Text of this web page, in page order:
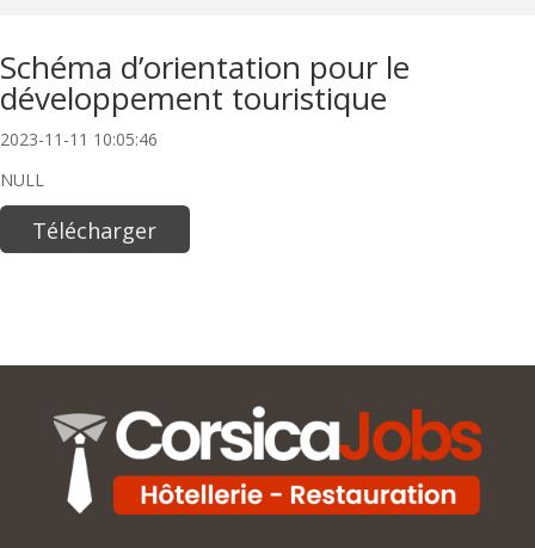
Schéma d’orientation pour le
développement touristique
2023-11-11 10:05:46
NULL
Télécharger